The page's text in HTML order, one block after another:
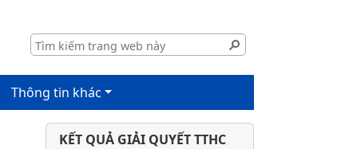
Thông tin khác
KẾT QUẢ GIẢI QUYẾT TTHC